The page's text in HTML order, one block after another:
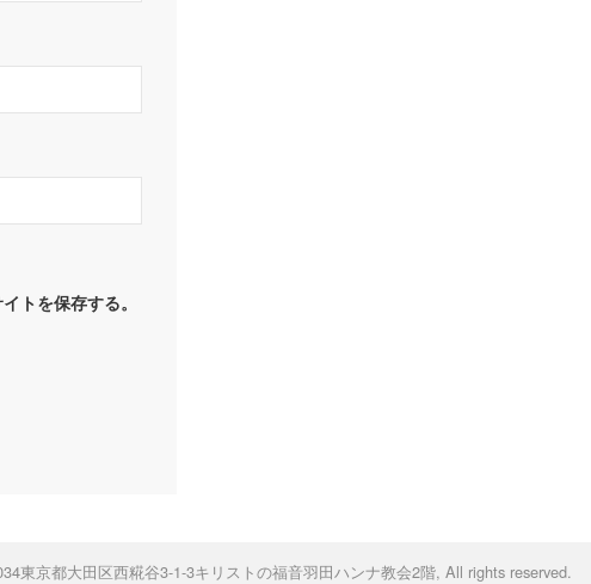
トを保存する。
東京都大田区西糀谷3-1-3キリストの福音羽田ハンナ教会2階, All rights reserved.